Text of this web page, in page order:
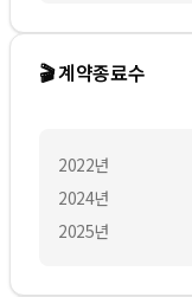
🎬 계약종료수
2022년
2024년
2025년